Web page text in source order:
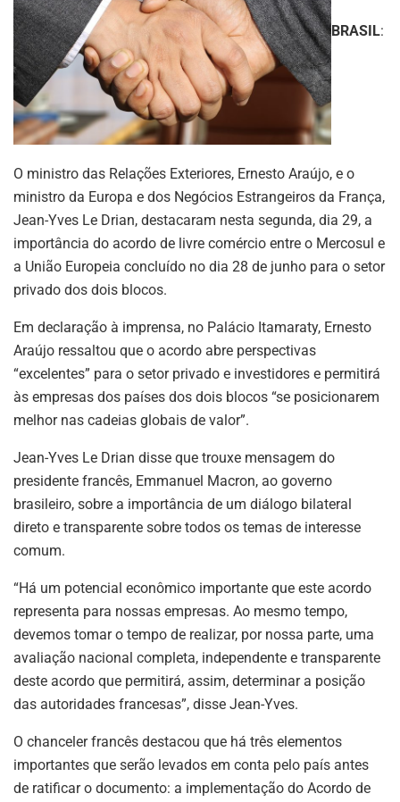
BRASIL:
O ministro das Relações Exteriores, Ernesto Araújo, e o
ministro da Europa e dos Negócios Estrangeiros da França,
Jean-Yves Le Drian, destacaram nesta segunda, dia 29, a
importância do acordo de livre comércio entre o Mercosul e
a União Europeia concluído no dia 28 de junho para o setor
privado dos dois blocos.
Em declaração à imprensa, no Palácio Itamaraty, Ernesto
Araújo ressaltou que o acordo abre perspectivas
“excelentes” para o setor privado e investidores e permitirá
às empresas dos países dos dois blocos “se posicionarem
melhor nas cadeias globais de valor”.
Jean-Yves Le Drian disse que trouxe mensagem do
presidente francês, Emmanuel Macron, ao governo
brasileiro, sobre a importância de um diálogo bilateral
direto e transparente sobre todos os temas de interesse
comum.
“Há um potencial econômico importante que este acordo
representa para nossas empresas. Ao mesmo tempo,
devemos tomar o tempo de realizar, por nossa parte, uma
avaliação nacional completa, independente e transparente
deste acordo que permitirá, assim, determinar a posição
das autoridades francesas”, disse Jean-Yves.
O chanceler francês destacou que há três elementos
importantes que serão levados em conta pelo país antes
de ratificar o documento: a implementação do Acordo de